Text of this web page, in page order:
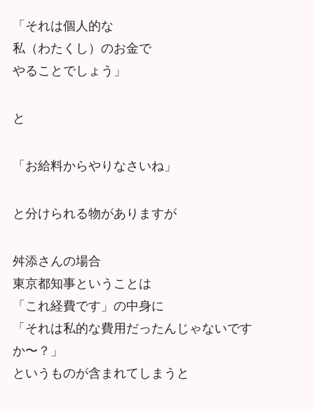
「それは個人的な
私（わたくし）のお金で
やることでしょう」
と
「お給料からやりなさいね」
と分けられる物がありますが
舛添さんの場合
東京都知事ということは
「これ経費です」の中身に
「それは私的な費用だったんじゃないです
か〜？」
というものが含まれてしまうと